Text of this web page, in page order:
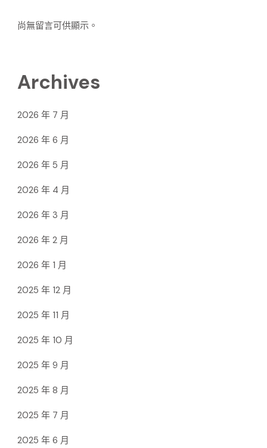
尚無留言可供顯示。
Archives
2026 年 7 月
2026 年 6 月
2026 年 5 月
2026 年 4 月
2026 年 3 月
2026 年 2 月
2026 年 1 月
2025 年 12 月
2025 年 11 月
2025 年 10 月
2025 年 9 月
2025 年 8 月
2025 年 7 月
2025 年 6 月